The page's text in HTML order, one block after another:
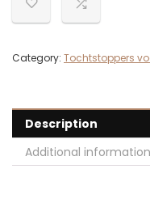
Category: Tochtstoppers
Description
Additional information